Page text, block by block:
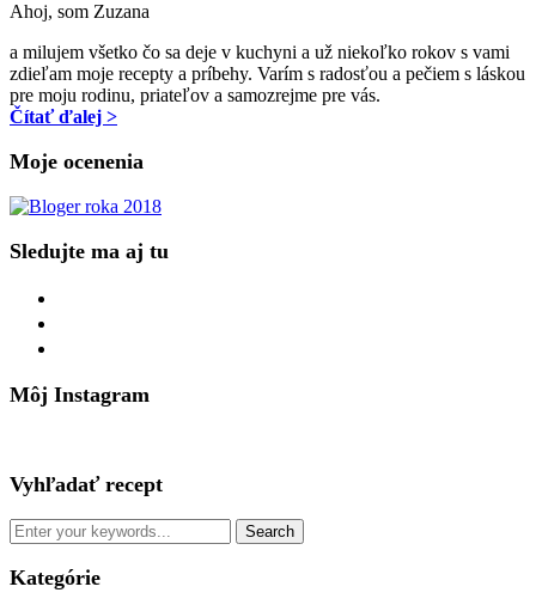
Ahoj, som Zuzana
a milujem všetko čo sa deje v kuchyni a už niekoľko rokov s vami
zdieľam moje recepty a príbehy. Varím s radosťou a pečiem s láskou
pre moju rodinu, priateľov a samozrejme pre vás.
Čítať ďalej >
Moje ocenenia
Sledujte ma aj tu
Môj Instagram
Vyhľadať recept
Kategórie